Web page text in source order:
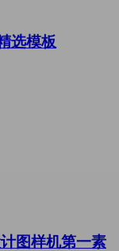
选模板
图样机第一素